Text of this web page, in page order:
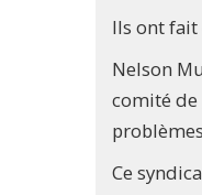
Ils ont fait
Nelson
comité de
Ce